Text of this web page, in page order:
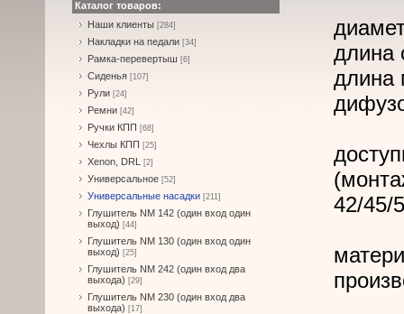
Каталог товаров:
Наши клиенты [284]
Накладки на педали [34]
Рамка-перевертыш [6]
Сиденья [107]
Рули [24]
Ремни [42]
Ручки КПП [68]
Чехлы КПП [25]
Xenon, DRL [2]
Универсальное [52]
Универсальные насадки [211]
Глушитель NM 142 (один вход один
выход) [44]
Глушитель NM 130 (один вход один
выход) [25]
Глушитель NM 242 (один вход два
выхода) [29]
Глушитель NM 230 (один вход два
выхода) [17]
длина
длина
42/45/